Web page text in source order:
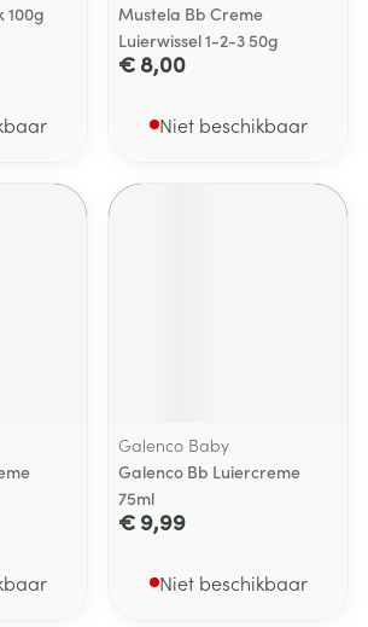
100g
Mustela Bb Creme
Luierwissel 1-2-3 50g
€ 8,00
Niet beschikbaar
Galenco Baby
Galenco Bb Luiercreme
75ml
€ 9,99
Niet beschikbaar